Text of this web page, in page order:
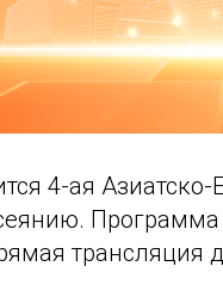
4-ая
трансляция